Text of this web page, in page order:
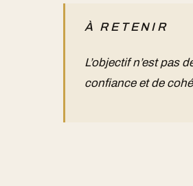
À RETENIR
L’objectif n’est pas
confiance et de